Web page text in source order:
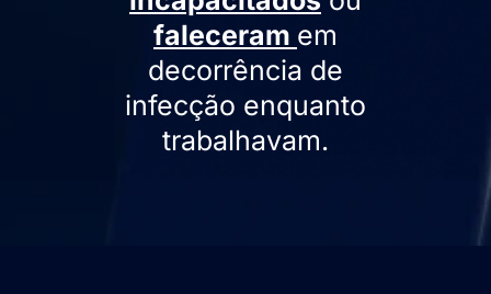
faleceram em
decorrência de
infecção enquanto
trabalhavam.